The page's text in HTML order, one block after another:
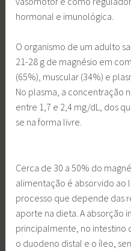
hormonal e imunológica.
O organismo de um adulto
21-28 g de magnésio em
(65%), muscular (34%) e
No plasma, a concentração
entre 1,7 e 2,4 mg/dL, dos
se na forma livre.
Cerca de 30 a 50% do
alimentação é absorvido ao
processo que depende das
aporte na dieta. A absorção
principalmente, no intestino
o duodeno distal e o íleo,